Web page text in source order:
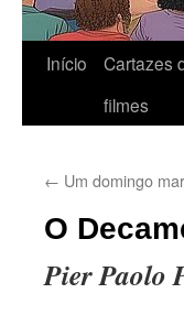
Início
Cartazes
filmes
← Um domingo
O
Pier Paolo